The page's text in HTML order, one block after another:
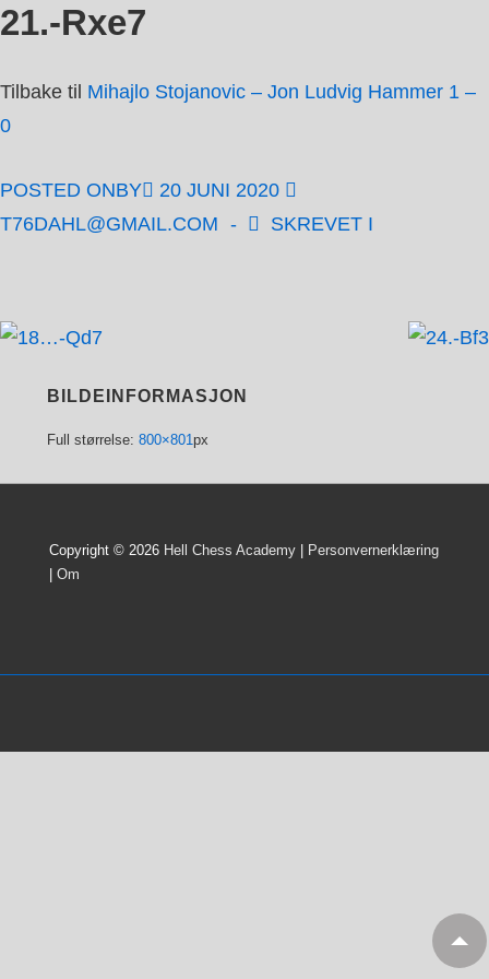
↓
til
hovedinnholdet
21.-Rxe7
Tilbake til Mihajlo Stojanovic – Jon Ludvig Hammer 1 –
0
POSTED ONBY
20 JUNI 2020
T76DAHL@GMAIL.COM
SKREVET I
BILDEINFORMASJON
Full størrelse: 800×801 px
Copyright © 2026 Hell Chess Academy | Personvernerklæring
| Om